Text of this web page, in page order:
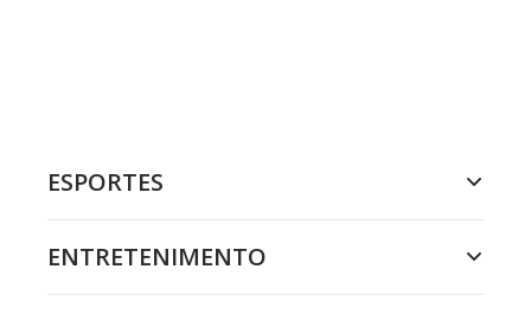
ESPORTES
ENTRETENIMENTO